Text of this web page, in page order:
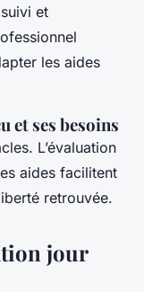
et
les aides
et ses besoins
L’évaluation
aides facilitent
retrouvée.
jour